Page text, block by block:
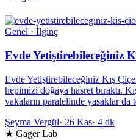
Genel · İlginç
Evde Yetiştirebileceğiniz
Evde Yetiştirebileceğiniz Kış
hepimizi doğaya hasret bıraktı.
vakaların paralelinde yasaklar da
Şeyma Vergül· 26 Kas· 4 dk
★ Gager Lab